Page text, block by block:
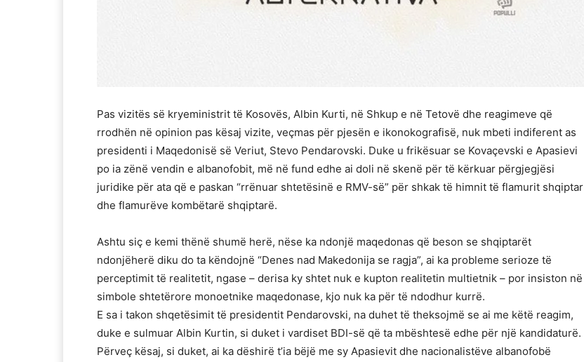
Pas vizitës së kryeministrit të Kosovës, Albin Kurti, në Shkup e në Tetovë dhe reagimeve që
rrodhën në opinion pas kësaj vizite, veçmas për pjesën e ikonokografisë, nuk mbeti indiferent as
presidenti i Maqedonisë së Veriut, Stevo Pendarovski. Duke u frikësuar se Kovaçevski e Apasievi
po ia zënë vendin e albanofobit, më në fund edhe ai doli në skenë për të kërkuar përgjegjësi
juridike për ata që e paskan “rrënuar shtetësinë e RMV-së” për shkak të himnit të flamurit shqiptar
dhe flamurëve kombëtarë shqiptarë.
Ashtu siç e kemi thënë shumë herë, nëse ka ndonjë maqedonas që beson se shqiptarët
ndonjëherë diku do ta këndojnë “Denes nad Makedonija se ragja”, ai ka probleme serioze të
perceptimit të realitetit, ngase – derisa ky shtet nuk e kupton realitetin multietnik – por insiston në
simbole shtetërore monoetnike maqedonase, kjo nuk ka për të ndodhur kurrë.
E sa i takon shqetësimit të presidentit Pendarovski, na duhet të theksojmë se ai me këtë reagim,
duke e sulmuar Albin Kurtin, si duket i vardiset BDI-së që ta mbështesë edhe për një kandidaturë.
Përveç kësaj, si duket, ai ka dëshirë t’ia bëjë me sy Apasievit dhe nacionalistëve albanofobë